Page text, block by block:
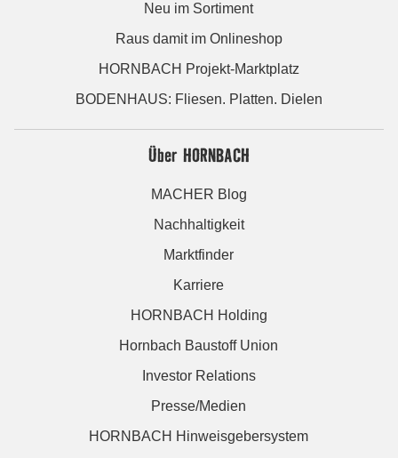
Neu im Sortiment
Raus damit im Onlineshop
HORNBACH Projekt-Marktplatz
BODENHAUS: Fliesen. Platten. Dielen
Über HORNBACH
MACHER Blog
Nachhaltigkeit
Marktfinder
Karriere
HORNBACH Holding
Hornbach Baustoff Union
Investor Relations
Presse/Medien
HORNBACH Hinweisgebersystem